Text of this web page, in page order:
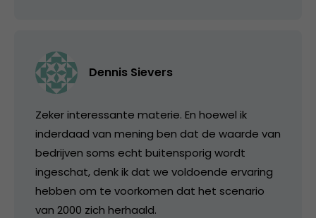
Dennis Sievers
Zeker interessante materie. En hoewel ik
inderdaad van mening ben dat de waarde van
bedrijven soms echt buitensporig wordt
ingeschat, denk ik dat we voldoende ervaring
hebben om te voorkomen dat het scenario
van 2000 zich herhaald.